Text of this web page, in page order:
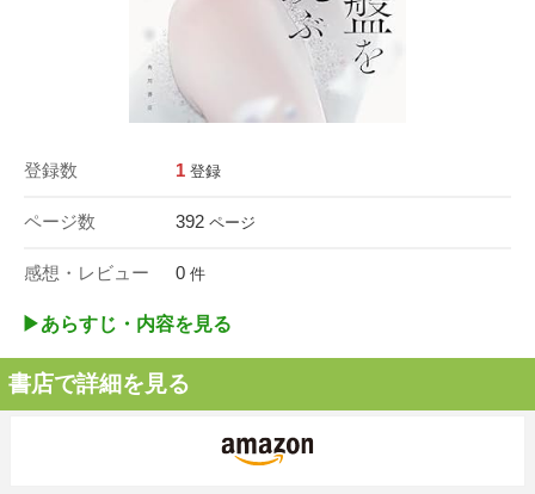
登録数 1 登録
ページ数 392 ページ
感想・レビュー 0 件
▶︎あらすじ・内容を見る
書店で詳細を見る